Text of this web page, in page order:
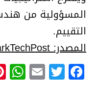
المسؤولية من
التقييم.
المصدر: MarkTechPost
Twitter